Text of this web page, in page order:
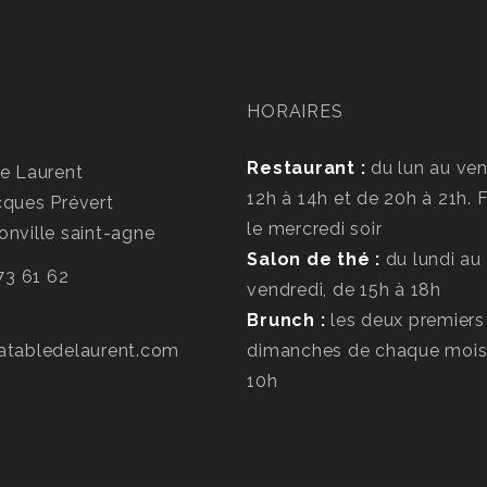
Laurent
Prévert
saint-agne
61 62
HORAIRES
Restaurant : du lun au
12h à 14h et de 20h à 21h.
le mercredi soir
Salon de thé : du lundi au
vendredi, de 15h à 18h
Brunch : les deux premiers
dimanches de chaque
10h